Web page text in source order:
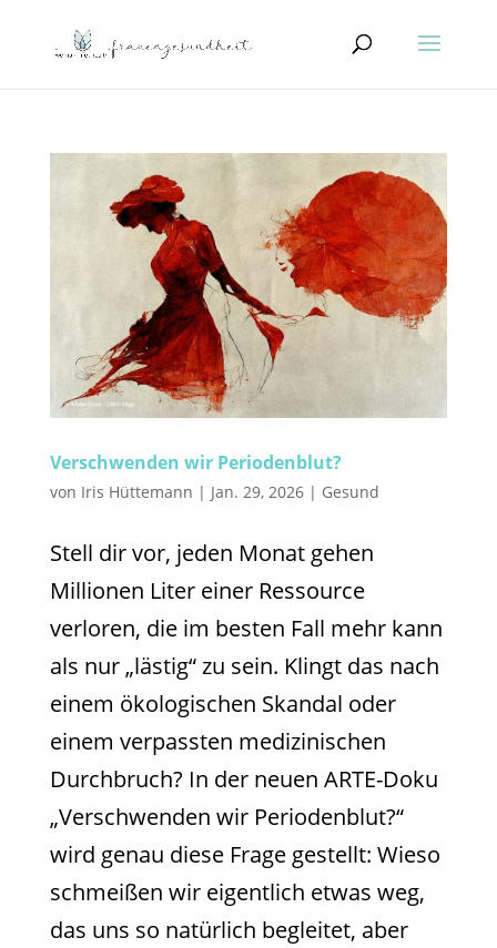
Verschwenden wir Periodenblut?
von Iris Hüttemann | Jan. 29, 2026| Gesund
Stell dir vor, jeden Monat gehen
Millionen Liter einer Ressource
verloren, die im besten Fall mehr kann
als nur „lästig“ zu sein. Klingt das nach
einem ökologischen Skandal oder
einem verpassten medizinischen
Durchbruch? In der neuen ARTE-Doku
„Verschwenden wir Periodenblut?“
wird genau diese Frage gestellt: Wieso
schmeißen wir eigentlich etwas weg,
das uns so natürlich begleitet, aber